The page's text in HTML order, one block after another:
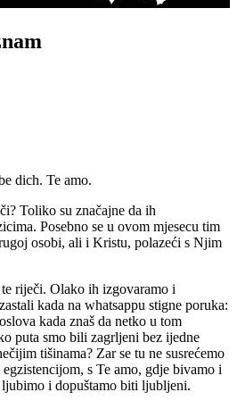
dich. Te amo.
Toliko su značajne da ih
Posebno se u ovom mjesecu tim
osobi, ali i Kristu, polazeći s Njim
riječi. Olako ih izgovaramo i
kada na whatsappu stigne poruka:
kada znaš da netko u tom
puta smo bili zagrljeni bez ijedne
tišinama? Zar se tu ne susrećemo
s Te amo, gdje bivamo i
i dopuštamo biti ljubljeni.